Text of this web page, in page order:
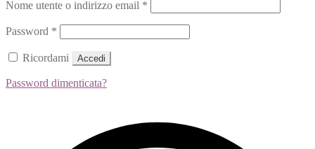
Nome utente o indirizzo email *
Password *
Ricordami Accedi
Password dimenticata?